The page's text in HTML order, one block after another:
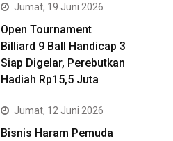
Jumat, 19 Juni 2026
Open Tournament
Billiard 9 Ball Handicap 3
Siap Digelar, Perebutkan
Hadiah Rp15,5 Juta
Jumat, 12 Juni 2026
Bisnis Haram Pemuda